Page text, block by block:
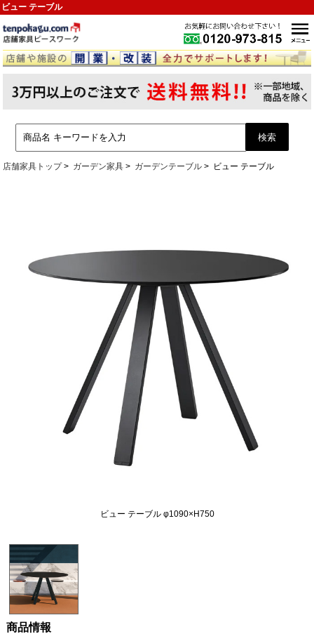
ビュー テーブル
店舗家具トップ ガーデン家具 ガーデンテーブル ビュー テーブル
ビュー テーブル φ1090×H750
商品情報